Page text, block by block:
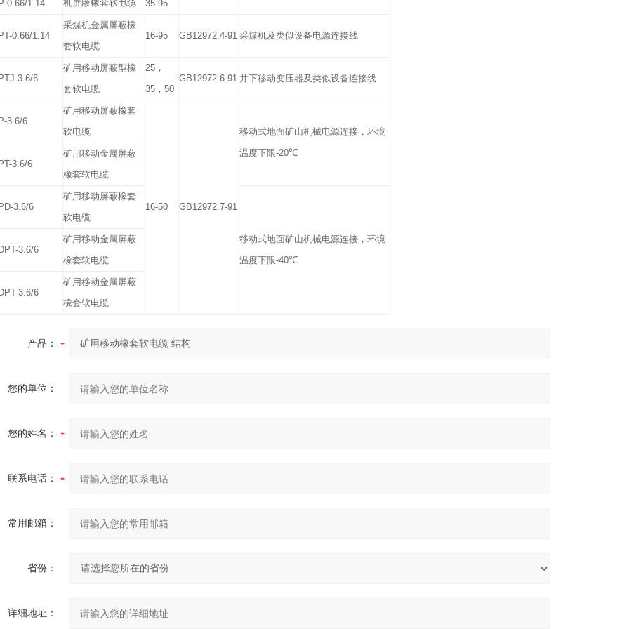
机屏蔽橡套软电缆
0.66/1.14 35-95
0.66/1.14
采煤机金属屏蔽橡
套软电缆
16-95 GB12972.4-91 采煤机及类似设备电源连接线
3.6/6
矿用移动屏蔽型橡
套软电缆
25 ，
35 ， 50
GB12972.6-91 井下移动变压器及类似设备连接线
3.6/6
矿用移动屏蔽橡套
软电缆
16-50 GB12972.7-91
移动式地面矿山机械电源连接，环境
温度下限-20℃
3.6/6
矿用移动金属屏蔽
橡套软电缆
3.6/6
矿用移动屏蔽橡套
软电缆
移动式地面矿山机械电源连接，环境
温度下限-40℃
3.6/6
矿用移动金属屏蔽
橡套软电缆
3.6/6
矿用移动金属屏蔽
橡套软电缆
产品：
您的单位：
您的姓名：
联系电话：
常用邮箱：
省份：
详细地址：